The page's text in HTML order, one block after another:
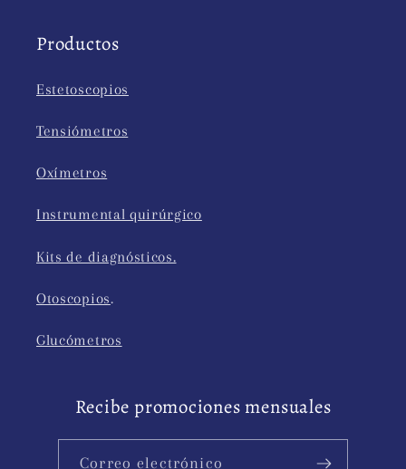
Productos
Estetoscopios
Tensiómetros
Oxímetros
Instrumental quirúrgico
Kits de diagnósticos.
Otoscopios.
Glucómetros
Recibe promociones mensuales
Correo electrónico